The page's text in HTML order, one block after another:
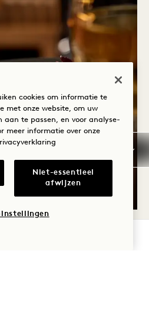
cookies om informatie te
met onze website, om uw
aan te passen, en voor analyse-
meer informatie over onze
Niet-essentieel
afwijzen